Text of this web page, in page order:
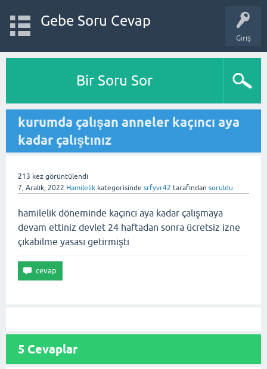
Giriş
Gebe Soru Cevap
Bir Soru Sor
kurumda çalışan anneler kaçıncı aya
kadar çalıştınız
213 kez görüntülendi
7, Aralık, 2022 Hamilelik kategorisinde srfyvr42 tarafından soruldu
hamilelik döneminde kaçıncı aya kadar çalışmaya
devam ettiniz devlet 24 haftadan sonra ücretsiz izne
çıkabilme yasası getirmişti
5 Cevaplar